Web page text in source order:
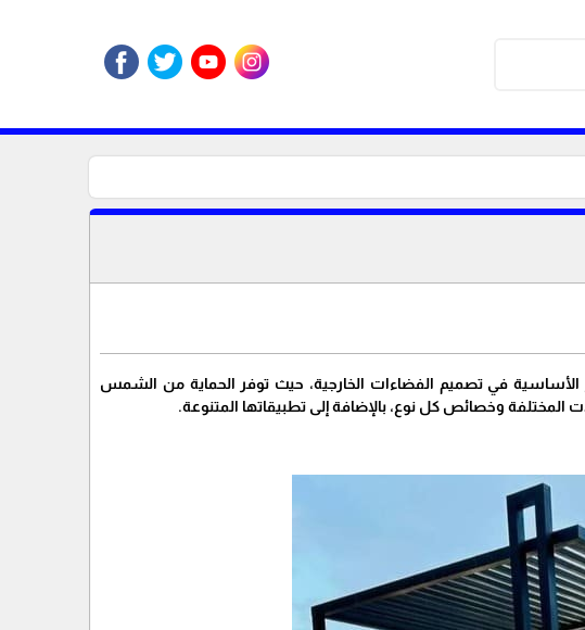
الأساسية في تصميم الفضاءات الخارجية، حيث توفر الحماية من الشمس
وخصائص كل نوع، بالإضافة إلى تطبيقاتها المتنوعة.